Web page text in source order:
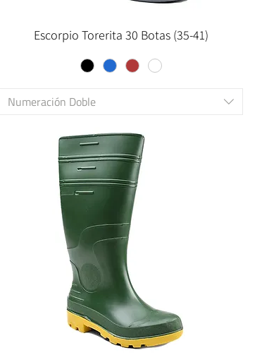
Escorpio Torerita 30 Botas (35-41)
Numeración Doble